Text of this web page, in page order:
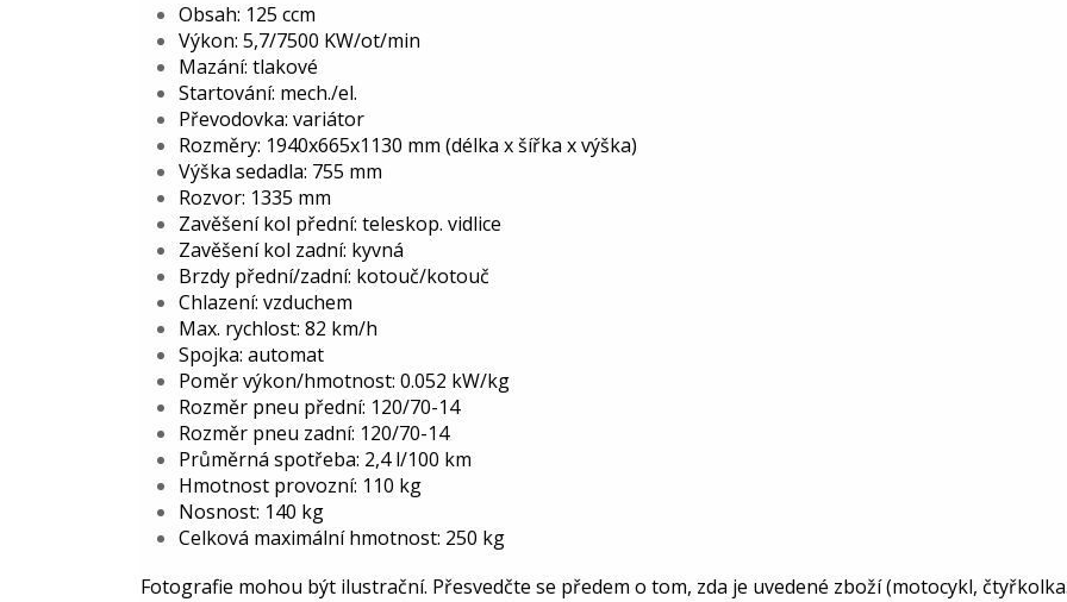
Obsah: 125 ccm
Výkon: 5,7/7500 KW/ot/min
Mazání: tlakové
Startování: mech./el.
Převodovka: variátor
Rozměry: 1940x665x1130 mm (délka x šířka x výška)
Výška sedadla: 755 mm
Rozvor: 1335 mm
Zavěšení kol přední: teleskop. vidlice
Zavěšení kol zadní: kyvná
Brzdy přední/zadní: kotouč/kotouč
Chlazení: vzduchem
Max. rychlost: 82 km/h
Spojka: automat
Poměr výkon/hmotnost: 0.052 kW/kg
Rozměr pneu přední: 120/70-14
Rozměr pneu zadní: 120/70-14
Průměrná spotřeba: 2,4 l/100 km
Hmotnost provozní: 110 kg
Nosnost: 140 kg
Celková maximální hmotnost: 250 kg
Fotografie mohou být ilustrační. Přesvedčte se předem o tom, zda je uvedené zboží (motocykl,